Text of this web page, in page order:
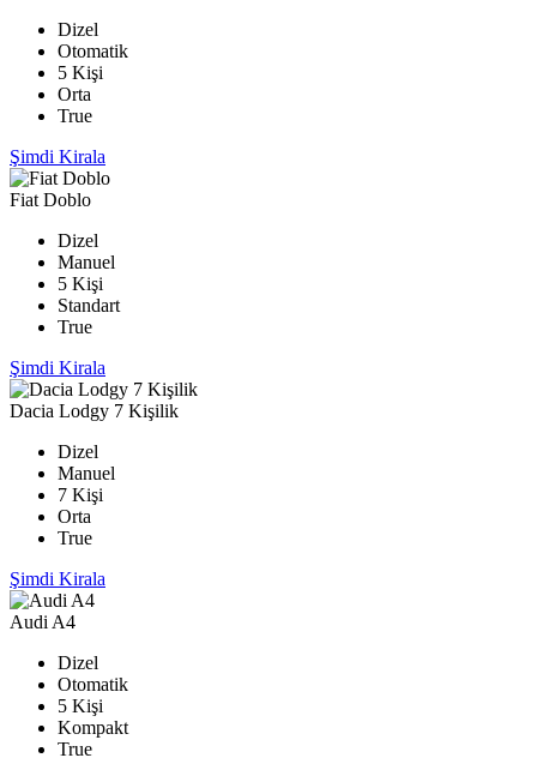
Dizel
Otomatik
5 Kişi
Orta
True
Şimdi Kirala
Fiat Doblo
Dizel
Manuel
5 Kişi
Standart
True
Şimdi Kirala
Dacia Lodgy 7 Kişilik
Dizel
Manuel
7 Kişi
Orta
True
Şimdi Kirala
Audi A4
Dizel
Otomatik
5 Kişi
Kompakt
True